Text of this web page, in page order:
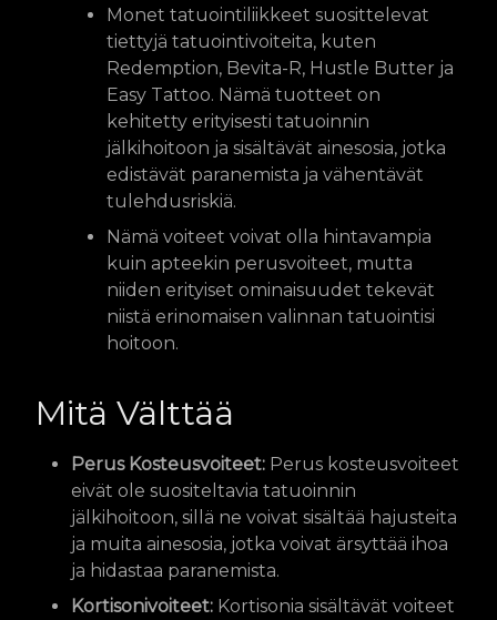
Monet tatuointiliikkeet suosittelevat
tiettyjä tatuointivoiteita, kuten
Redemption, Bevita-R, Hustle Butter ja
Easy Tattoo. Nämä tuotteet on
kehitetty erityisesti tatuoinnin
jälkihoitoon ja sisältävät ainesosia, jotka
edistävät paranemista ja vähentävät
tulehdusriskiä.
Nämä voiteet voivat olla hintavampia
kuin apteekin perusvoiteet, mutta
niiden erityiset ominaisuudet tekevät
niistä erinomaisen valinnan tatuointisi
hoitoon.
Mitä Välttää
Perus Kosteusvoiteet: Perus kosteusvoiteet
eivät ole suositeltavia tatuoinnin
jälkihoitoon, sillä ne voivat sisältää hajusteita
ja muita ainesosia, jotka voivat ärsyttää ihoa
ja hidastaa paranemista.
Kortisonivoiteet: Kortisonia sisältävät voiteet